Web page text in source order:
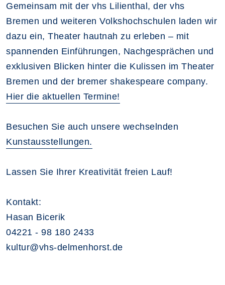
Gemeinsam mit der vhs Lilienthal, der vhs
Bremen und weiteren Volkshochschulen laden wir
dazu ein, Theater hautnah zu erleben – mit
spannenden Einführungen, Nachgesprächen und
exklusiven Blicken hinter die Kulissen im Theater
Bremen und der bremer shakespeare company.
Hier die aktuellen Termine!
Besuchen Sie auch unsere wechselnden
Kunstausstellungen.
Lassen Sie Ihrer Kreativität freien Lauf!
Kontakt:
Hasan Bicerik
04221 - 98 180 2433
kultur@vhs-delmenhorst.de